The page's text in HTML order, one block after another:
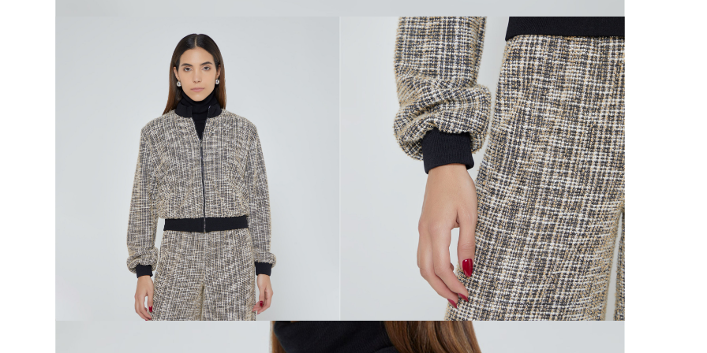
de